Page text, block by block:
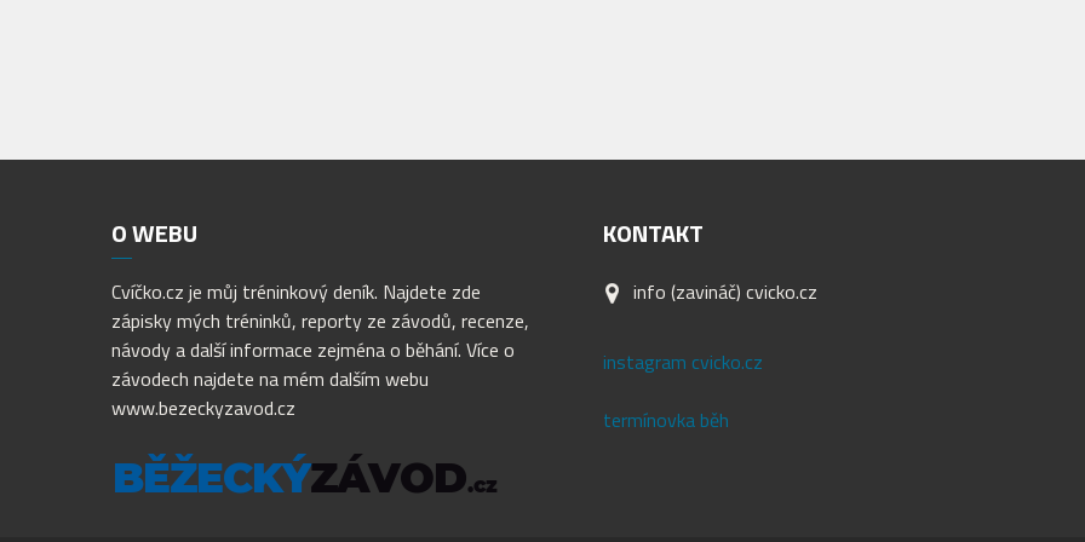
OWEBU
Cvíčko.cz je můj tréninkový deník. Najdete zde
zápisky mých tréninků, reporty ze závodů, recenze,
návody a další informace zejména o běhání. Více o
závodech najdete na mém dalším webu
www.bezeckyzavod.cz
KONTAKT
info (zavináč) cvicko.cz
instagram cvicko.cz
termínovka běh